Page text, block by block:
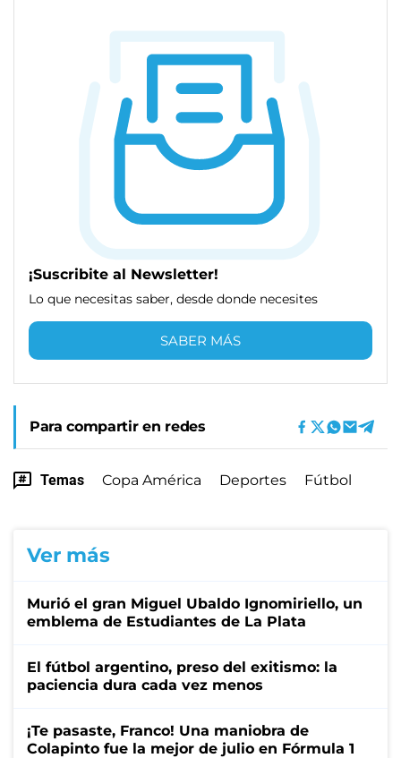
¡Suscribite al Newsletter!
Lo que necesitas saber, desde donde necesites
SABER MÁS
Para compartir en redes
Temas Copa América Deportes Fútbol
Ver más
Murió el gran Miguel Ubaldo Ignomiriello, un
emblema de Estudiantes de La Plata
El fútbol argentino, preso del exitismo: la
paciencia dura cada vez menos
¡Te pasaste, Franco! Una maniobra de
Colapinto fue la mejor de julio en Fórmula 1